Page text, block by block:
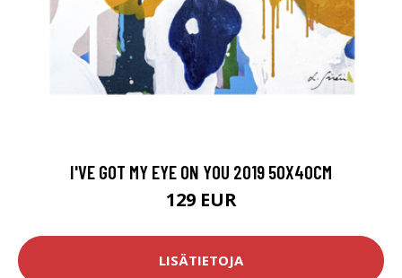
I'VE GOT MY EYE ON YOU 2019 50X40CM
129 EUR
LISÄTIETOJA